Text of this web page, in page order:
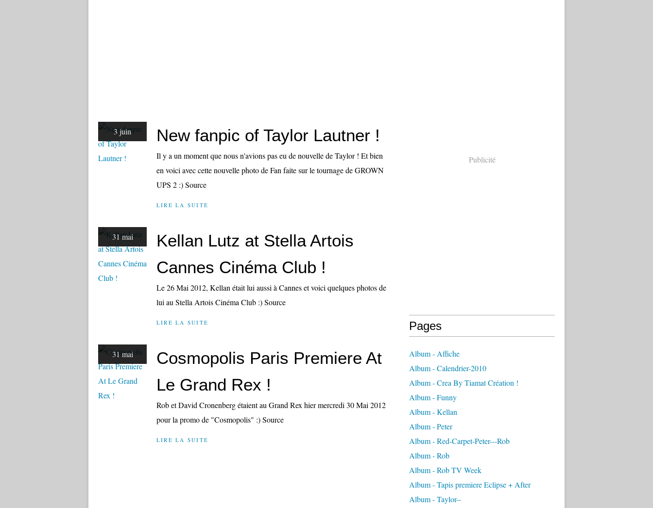
3 juin New fanpic of Taylor Lautner !
Il y a un moment que nous n'avions pas eu de nouvelle de Taylor ! Et bien
en voici avec cette nouvelle photo de Fan faite sur le tournage de GROWN
UPS 2 :) Source
LIRE LA SUITE
31 mai
Kellan Lutz at Stella Artois
Cannes Cinéma Club !
Le 26 Mai 2012, Kellan était lui aussi à Cannes et voici quelques photos de
lui au Stella Artois Cinéma Club :) Source
LIRE LA SUITE
31 mai
Cosmopolis Paris Premiere At
Le Grand Rex !
Rob et David Cronenberg étaient au Grand Rex hier mercredi 30 Mai 2012
pour la promo de "Cosmopolis" :) Source
LIRE LA SUITE
Publicité
Pages
Album - Affiche
Album - Calendrier-2010
Album - Crea By Tiamat Création !
Album - Funny
Album - Kellan
Album - Peter
Album - Red-Carpet-Peter---Rob
Album - Rob
Album - Rob TV Week
Album - Tapis premiere Eclipse + After
Album - Taylor--